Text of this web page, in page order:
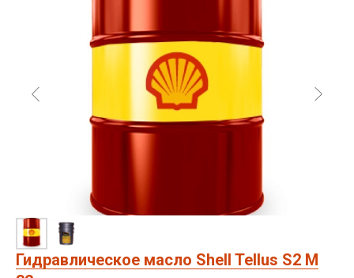
Гидравлическое масло Shell Tellus S2 M